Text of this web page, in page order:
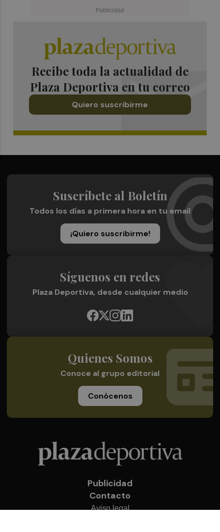
Recibe toda la actualidad de
Plaza Deportiva en tu correo
Quiero suscribirme
Suscríbete al Boletín
Todos los días a primera hora en tu email
¡Quiero suscribirme!
Síguenos en redes
Plaza Deportiva, desde cualquier medio
Quienes Somos
Conoce al grupo editorial
Conócenos
Publicidad
Contacto
Aviso legal